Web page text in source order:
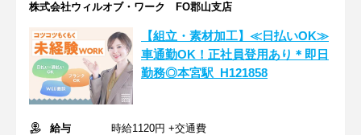
株式会社ウィルオブ・ワーク FO郡山支店
【組立・素材加工】≪日払いOK≫
車通勤OK！正社員登用あり＊即日
勤務◎本宮駅_H121858
給与
時給1120円 +交通費